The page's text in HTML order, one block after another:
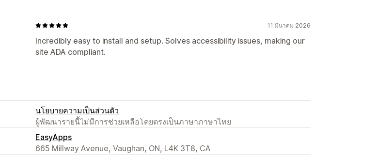
11 มีนาคม 2026
Incredibly easy to install and setup. Solves accessibility issues, making our
site ADA compliant.
นโยบายความเป็นส่วนตัว
ผู้พัฒนารายนี้ไม่มีการช่วยเหลือโดยตรงเป็นภาษาภาษาไทย
EasyApps
665 Millway Avenue, Vaughan, ON, L4K 3T8, CA